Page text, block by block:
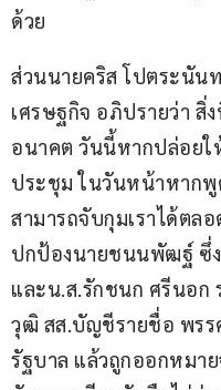
ด้วย
ส่วนนายคริส โปตระนัน
เศรษฐกิจ อภิปรายว่า สิ่
อนาคต วันนี้หากปล่อย
ประชุม ในวันหน้าหากพู
สามารถจับกุมเราได้ตล
ปกป้องนายชนนพัฒฐ์ ซึ่
และน.ส.รักชนก ศรีนอก
วุฒิ สส.บัญชีรายชื่อ พร
รัฐบาล แล้วถูกออกหมา